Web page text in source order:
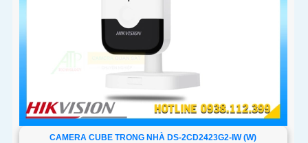
CAMERA CUBE TRONG NHÀ DS-2CD2423G2-IW (W)